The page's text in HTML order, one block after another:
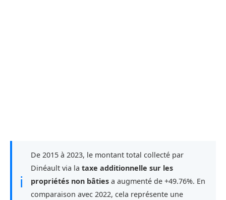
ℹ
De 2015 à 2023, le montant total collecté par
Dinéault via la taxe additionnelle sur les
propriétés non bâties a augmenté de +49.76%. En
comparaison avec 2022, cela représente une